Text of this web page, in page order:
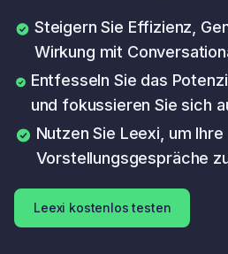
Steigern Sie Effizienz,
Wirkung mit
Entfesseln Sie das
und fokussieren Sie sich
Nutzen Sie Leexi, um Ihre
Vorstellungsgespräche
Leexi kostenlos testen